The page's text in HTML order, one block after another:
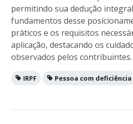
permitindo sua dedução
fundamentos desse
práticos e os requisitos
aplicação, destacando os
observados pelos contribuintes.
IRPF Pessoa com deficiência